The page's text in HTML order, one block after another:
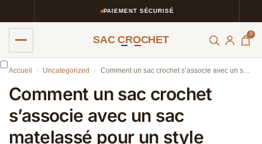
PAIEMENT SÉCURISÉ
SAC CROCHET 0
Accueil / Uncategorized / Comment un sac crochet s’associe avec un sac matelassé pour un style équilibré ?
Comment un sac crochet
s’associe avec un sac
matelassé pour un style